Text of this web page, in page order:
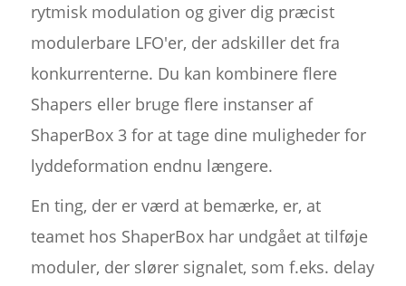
rytmisk modulation og giver dig præcist
modulerbare LFO'er, der adskiller det fra
konkurrenterne. Du kan kombinere flere
Shapers eller bruge flere instanser af
ShaperBox 3 for at tage dine muligheder for
lyddeformation endnu længere.
En ting, der er værd at bemærke, er, at
teamet hos ShaperBox har undgået at tilføje
moduler, der slører signalet, som f.eks. delay